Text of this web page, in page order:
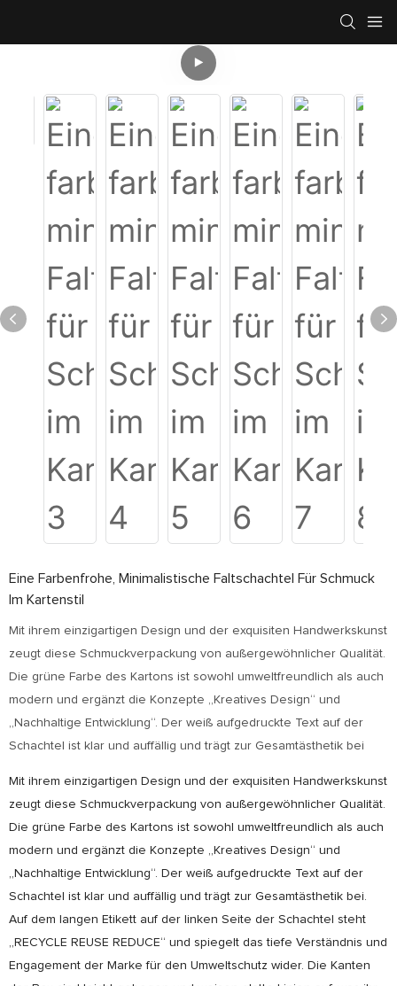
Eine Farbenfrohe, Minimalistische Faltschachtel Für Schmuck
Im Kartenstil
Mit ihrem einzigartigen Design und der exquisiten Handwerkskunst
zeugt diese Schmuckverpackung von außergewöhnlicher Qualität.
Die grüne Farbe des Kartons ist sowohl umweltfreundlich als auch
modern und ergänzt die Konzepte „Kreatives Design“ und
„Nachhaltige Entwicklung“. Der weiß aufgedruckte Text auf der
Schachtel ist klar und auffällig und trägt zur Gesamtästhetik bei
Mit ihrem einzigartigen Design und der exquisiten Handwerkskunst
zeugt diese Schmuckverpackung von außergewöhnlicher Qualität.
Die grüne Farbe des Kartons ist sowohl umweltfreundlich als auch
modern und ergänzt die Konzepte „Kreatives Design“ und
„Nachhaltige Entwicklung“. Der weiß aufgedruckte Text auf der
Schachtel ist klar und auffällig und trägt zur Gesamtästhetik bei.
Auf dem langen Etikett auf der linken Seite der Schachtel steht
„RECYCLE REUSE REDUCE“ und spiegelt das tiefe Verständnis und
Engagement der Marke für den Umweltschutz wider. Die Kanten